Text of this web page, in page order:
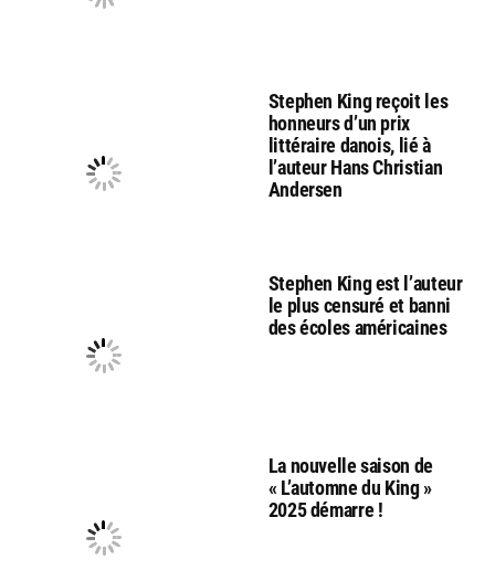
Stephen King reçoit les
honneurs d’un prix
littéraire danois, lié à
l’auteur Hans Christian
Andersen
Stephen King est l’auteur
le plus censuré et banni
des écoles américaines
La nouvelle saison de
« L’automne du King »
2025 démarre !